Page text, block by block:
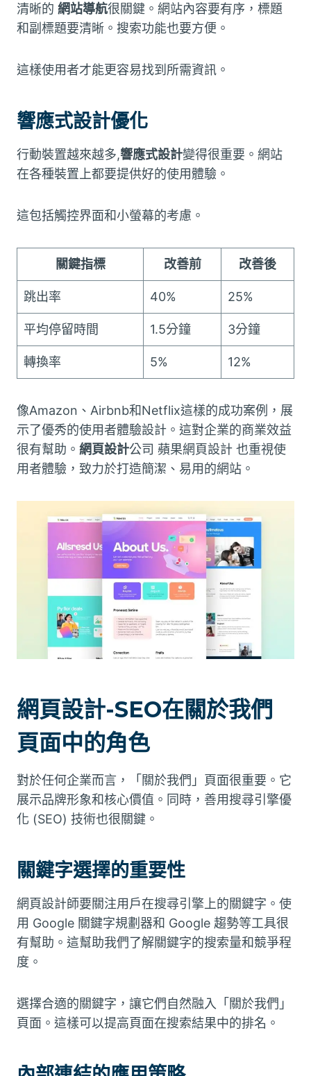
清晰的 網站導航很關鍵。網站內容要有序，標題
和副標題要清晰。搜索功能也要方便。
這樣使用者才能更容易找到所需資訊。
響應式設計優化
行動裝置越來越多,響應式設計變得很重要。網站
在各種裝置上都要提供好的使用體驗。
這包括觸控界面和小螢幕的考慮。
關鍵指標 改善前 改善後
跳出率 40% 25%
平均停留時間 1.5分鐘 3分鐘
轉換率 5% 12%
像Amazon、Airbnb和Netflix這樣的成功案例，展
示了優秀的使用者體驗設計。這對企業的商業效益
很有幫助。 網頁設計公司 蘋果網頁設計 也重視使
用者體驗，致力於打造簡潔、易用的網站。
網頁設計-SEO在關於我們
頁面中的角色
對於任何企業而言，「關於我們」頁面很重要。它
展示品牌形象和核心價值。同時，善用搜尋引擎優
化 (SEO) 技術也很關鍵。
關鍵字選擇的重要性
網頁設計師要關注用戶在搜尋引擎上的關鍵字。使
用 Google 關鍵字規劃器和 Google 趨勢等工具很
有幫助。這幫助我們了解關鍵字的搜索量和競爭程
度。
選擇合適的關鍵字，讓它們自然融入「關於我們」
頁面。這樣可以提高頁面在搜索結果中的排名。